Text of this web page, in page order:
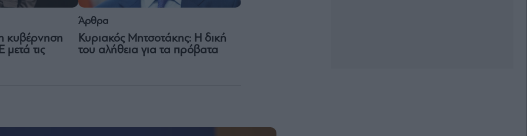
κυβέρνηση
τις
Άρθρα
Κυριακός Μητσοτάκης: Η δική
του αλήθεια για τα πρόβατα